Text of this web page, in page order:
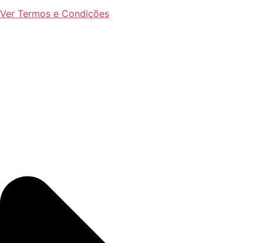
Ver Termos e Condições